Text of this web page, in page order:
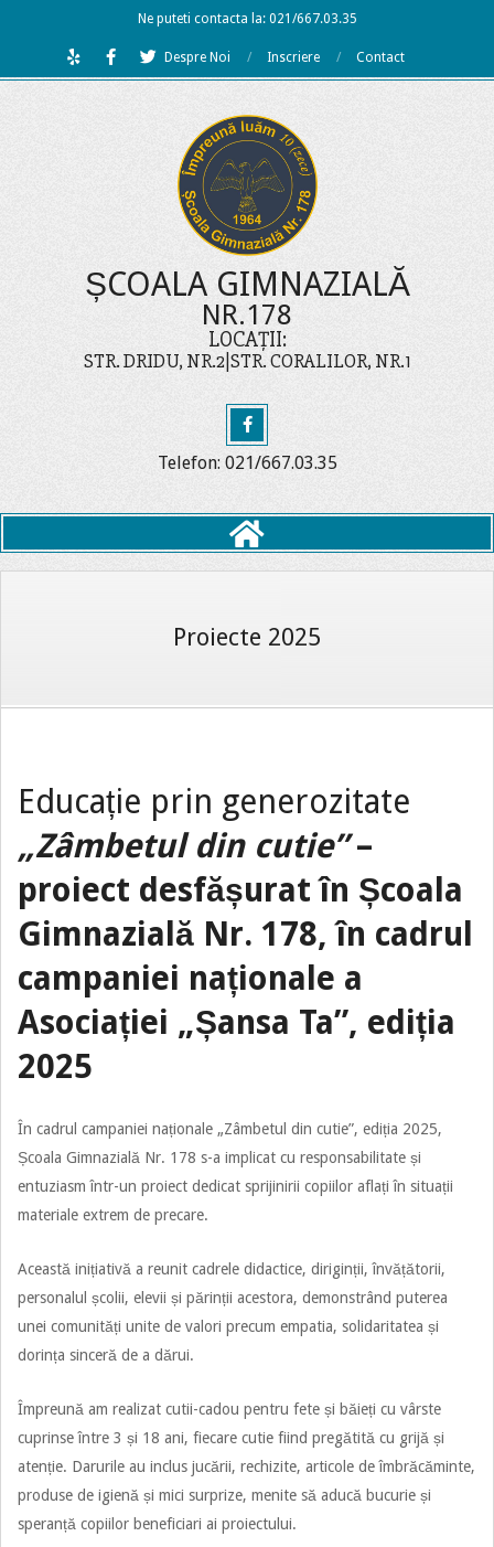
Ne puteti contacta la: 021/667.03.35
Despre Noi Inscriere Contact
ȘCOALA GIMNAZIALĂ
NR.178
LOCAȚII:
STR. DRIDU, NR.2|STR. CORALILOR, NR.1
Telefon: 021/667.03.35
Primary
Proiecte 2025
Educație prin generozitate
„Zâmbetul din cutie”–
proiect desfășurat în Școala
Gimnazială Nr. 178, în cadrul
campaniei naționale a
Asociației „Șansa Ta”, ediția
2025
În cadrul campaniei naționale „Zâmbetul din cutie”, ediția 2025,
Școala Gimnazială Nr. 178 s-a implicat cu responsabilitate și
entuziasm într-un proiect dedicat sprijinirii copiilor aflați în situații
materiale extrem de precare.
Această inițiativă a reunit cadrele didactice, diriginții, învățătorii,
personalul școlii, elevii și părinții acestora, demonstrând puterea
unei comunități unite de valori precum empatia, solidaritatea și
dorința sinceră de a dărui.
Împreună am realizat cutii-cadou pentru fete și băieți cu vârste
cuprinse între 3 și 18 ani, fiecare cutie fiind pregătită cu grijă și
atenție. Darurile au inclus jucării, rechizite, articole de îmbrăcăminte,
produse de igienă și mici surprize, menite să aducă bucurie și
speranță copiilor beneficiari ai proiectului.